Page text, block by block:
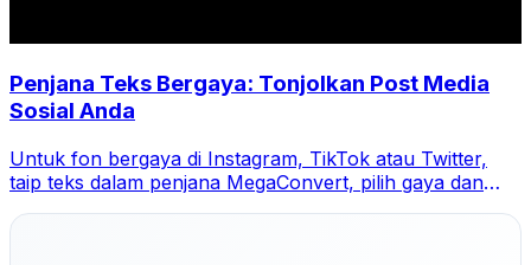
Penjana Teks Bergaya: Tonjolkan Post Media
Sosial Anda
Untuk fon bergaya di Instagram, TikTok atau Twitter,
taip teks dalam penjana MegaConvert, pilih gaya dan